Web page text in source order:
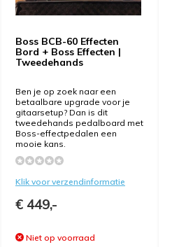
Boss BCB-60 Effecten
Bord + Boss Effecten |
Tweedehands
Ben je op zoek naar een
betaalbare upgrade voor je
gitaarsetup? Dan is dit
tweedehands pedalboard met
Boss-effectpedalen een
mooie kans.
Klik voor verzendinformatie
€ 449,-
Niet op voorraad